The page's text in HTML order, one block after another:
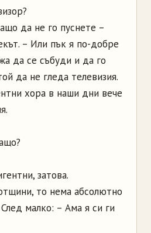
да не го пуснете –
– Или пък я по-добре
да се събуди и да го
да не гледа телевизия.
хора в наши дни вече
затова.
то нема абсолютно
малко: – Ама я си ги